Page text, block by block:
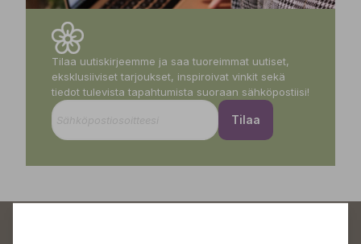
Tilaa uutiskirjeemme ja saa tuoreimmat uutiset,
eksklusiiviset tarjoukset, inspiroivat vinkit sekä
tiedot tulevista tapahtumista suoraan sähköpostiisi!
Tilaa